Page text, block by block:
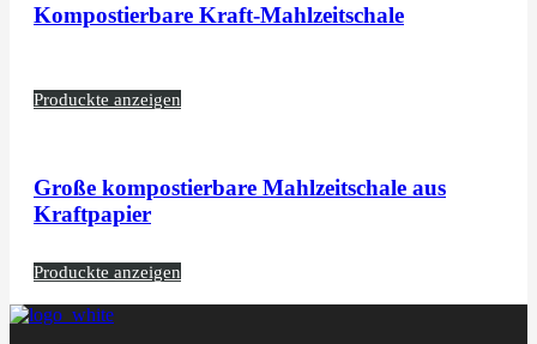
Kompostierbare Kraft-Mahlzeitschale
Produckte anzeigen
Große kompostierbare Mahlzeitschale aus
Kraftpapier
Produckte anzeigen